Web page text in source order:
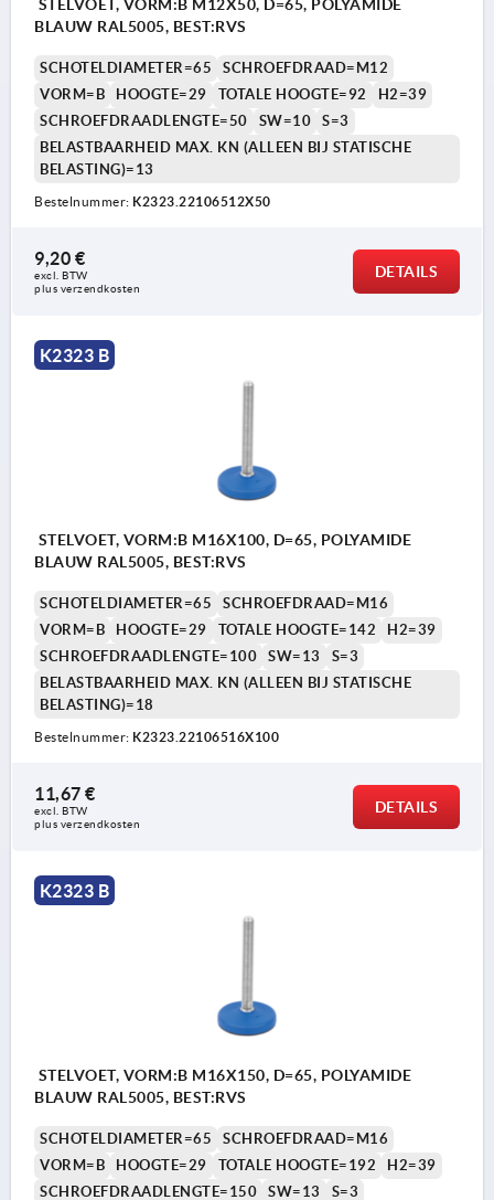
STELVOET, VORM:B M12X50, D=65, POLYAMIDE
BLAUW RAL5005, BEST:RVS
SCHOTELDIAMETER=65
SCHROEFDRAAD=M12
VORM=B
HOOGTE=29 TOTALE HOOGTE=92
H2=39
SCHROEFDRAADLENGTE=50
SW=10
S=3
BELASTBAARHEID MAX. KN (ALLEEN BIJ STATISCHE
BELASTING)=13
Bestelnummer: K2323.22106512X50
9,20 €
excl. BTW
plus verzendkosten
DETAILS
K2323 B
STELVOET, VORM:B M16X100, D=65, POLYAMIDE
BLAUW RAL5005, BEST:RVS
SCHOTELDIAMETER=65
SCHROEFDRAAD=M16
VORM=B
HOOGTE=29 TOTALE HOOGTE=142
H2=39
SCHROEFDRAADLENGTE=100
SW=13
S=3
BELASTBAARHEID MAX. KN (ALLEEN BIJ STATISCHE
BELASTING)=18
Bestelnummer: K2323.22106516X100
11,67 €
excl. BTW
plus verzendkosten
DETAILS
K2323 B
STELVOET, VORM:B M16X150, D=65, POLYAMIDE
BLAUW RAL5005, BEST:RVS
SCHOTELDIAMETER=65
SCHROEFDRAAD=M16
VORM=B
HOOGTE=29 TOTALE HOOGTE=192
H2=39
SCHROEFDRAADLENGTE=150
SW=13
S=3